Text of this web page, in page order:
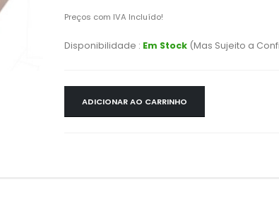
Preços com IVA Incluído!
Disponibilidade : Em Stock (Mas Sujeito a
ADICIONAR AO CARRINHO